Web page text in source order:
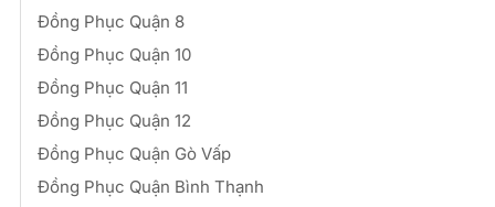
Đồng Phục Quận 8
Đồng Phục Quận 10
Đồng Phục Quận 11
Đồng Phục Quận 12
Đồng Phục Quận Gò Vấp
Đồng Phục Quận Bình Thạnh